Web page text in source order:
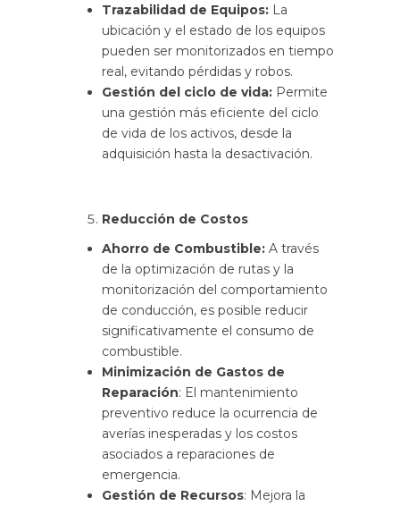
Trazabilidad de Equipos: La
ubicación y el estado de los equipos
pueden ser monitorizados en tiempo
real, evitando pérdidas y robos.
Gestión del ciclo de vida: Permite
una gestión más eficiente del ciclo
de vida de los activos, desde la
adquisición hasta la desactivación.
Reducción de Costos
Ahorro de Combustible: A través
de la optimización de rutas y la
monitorización del comportamiento
de conducción, es posible reducir
significativamente el consumo de
combustible.
Minimización de Gastos de
Reparación: El mantenimiento
preventivo reduce la ocurrencia de
averías inesperadas y los costos
asociados a reparaciones de
emergencia.
Gestión de Recursos: Mejora la